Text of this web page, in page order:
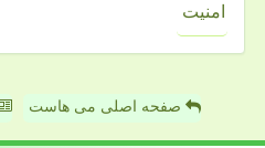
امنیت
صفحه اصلی می هاست